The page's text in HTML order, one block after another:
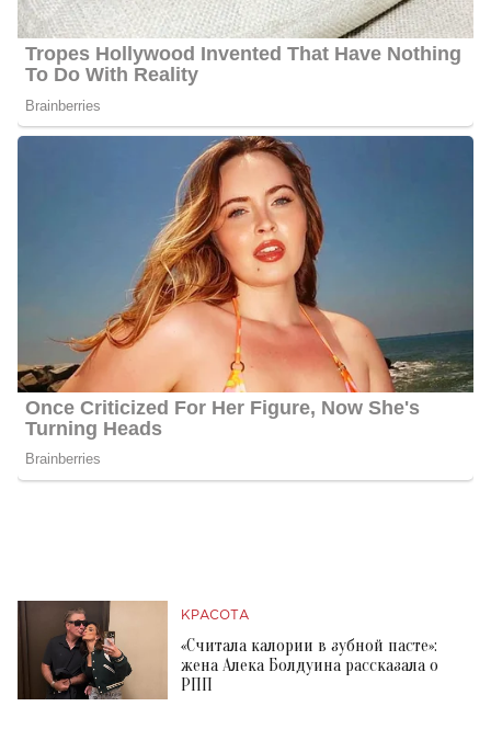
КРАСОТА
«Считала калории в зубной пасте»:
жена Алека Болдуина рассказала о
РПП